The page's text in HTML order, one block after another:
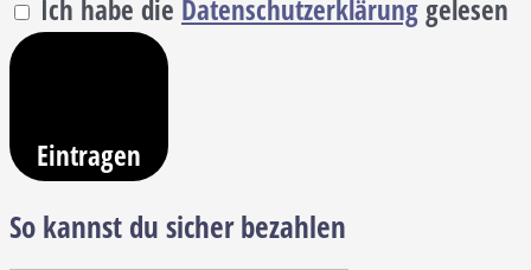
Ich habe die Datenschutzerklärunggelesen
Eintragen
So kannst du sicher bezahlen